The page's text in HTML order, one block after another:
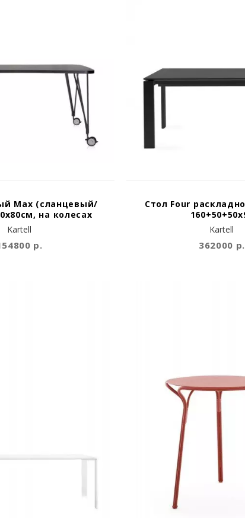
Kartell
Max (сланцевый/
на колесах
р.
Kartell
Стол Four
362000 р.